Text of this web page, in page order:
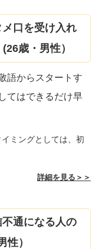
口を受け入れ
歳・男性）
語からスタートす
てはできるだけ早
イミングとしては、初
詳細を見る＞＞
通になる人の
性）